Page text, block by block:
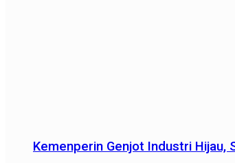
Kemenperin Genjot Industri Hijau,